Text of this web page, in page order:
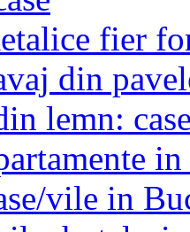
fier
din
lemn:
vile in